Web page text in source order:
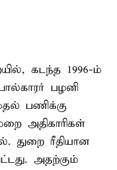
கடந்த 1996-ம்
பழனி
பணிக்கு
அதிகாரிகள்
துறை ரீதியான
அதற்கும்